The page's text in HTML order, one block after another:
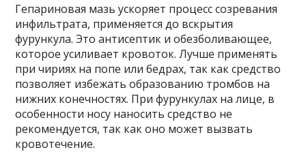
Гепариновая мазь ускоряет процесс созревания
инфильтрата, применяется до вскрытия
фурункула. Это антисептик и обезболивающее,
которое усиливает кровоток. Лучше применять
при чириях на попе или бедрах, так как средство
позволяет избежать образованию тромбов на
нижних конечностях. При фурункулах на лице, в
особенности носу наносить средство не
рекомендуется, так как оно может вызвать
кровотечение.